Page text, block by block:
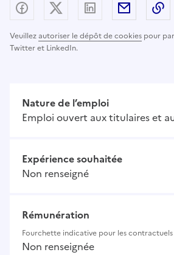
Veuillezautoriser le dépôt de cookies pour
Twitter et LinkedIn.
Partager sur Facebook
Partager sur X
Partager sur
Nature de l’emploi
Emploi ouvert aux titulaires et
Expérience souhaitée
Non renseigné
Rémunération
Fourchette indicative pour les contractuels
Non renseignée